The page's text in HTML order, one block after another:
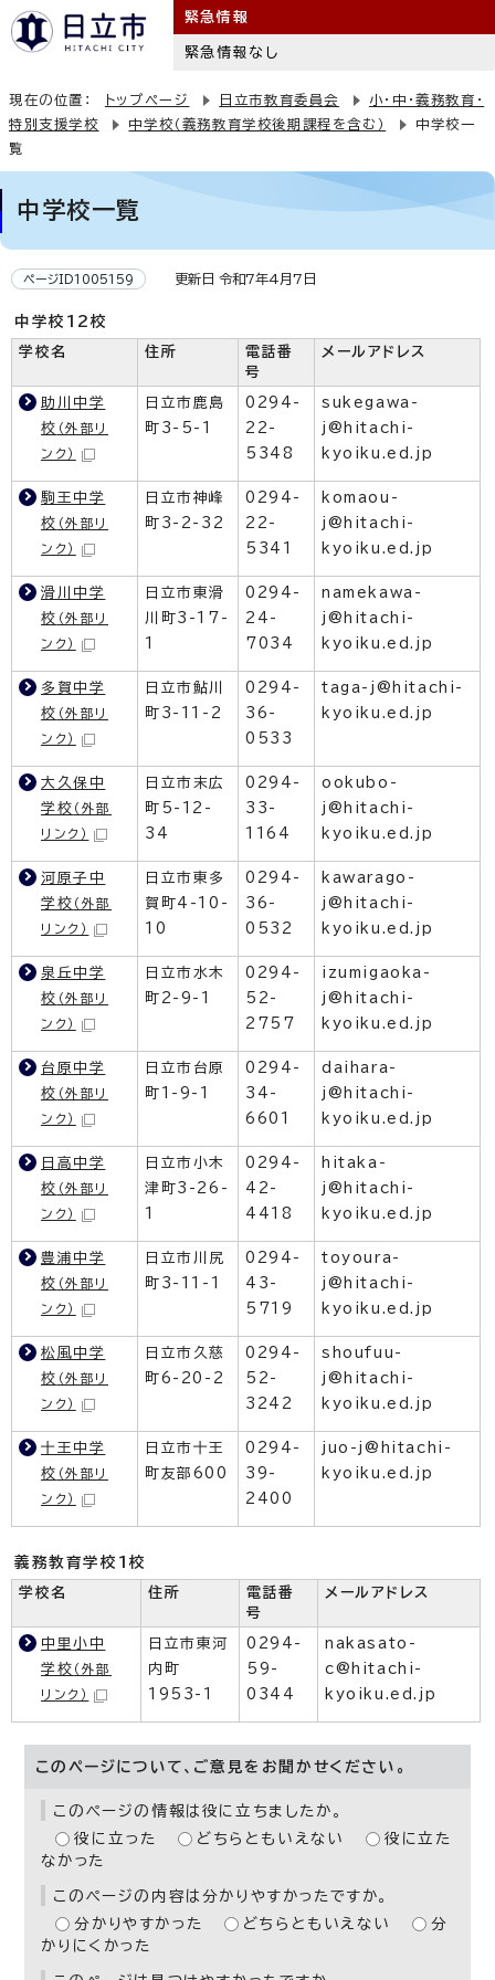
緊急情報
緊急情報なし
現在の位置： トップページ 日立市教育委員会
小・中・義務教育・
特別支援学校
中学校（義務教育学校後期課程を含む）
中学校一
覧
中学校一覧
ページID1005159 更新日 令和7年4月7日
中学校12校
学校名 住所
電話番
号
メールアドレス
助川中学
校 （外部リ
ンク）
日立市鹿島
町3-5-1
0294-
22-
5348
sukegawa-
j@hitachi-
kyoiku.ed.jp
駒王中学
校 （外部リ
ンク）
日立市神峰
町3-2-32
0294-
22-
5341
komaou-
j@hitachi-
kyoiku.ed.jp
滑川中学
校 （外部リ
ンク）
日立市東滑
川町3-17-
1
0294-
24-
7034
namekawa-
j@hitachi-
kyoiku.ed.jp
多賀中学
校 （外部リ
ンク）
日立市鮎川
町3-11-2
0294-
36-
0533
taga-j@hitachi-
kyoiku.ed.jp
大久保中
学校 （外部
リンク）
日立市末広
町5-12-
34
0294-
33-
1164
ookubo-
j@hitachi-
kyoiku.ed.jp
河原子中
学校 （外部
リンク）
日立市東多
賀町4-10-
10
0294-
36-
0532
kawarago-
j@hitachi-
kyoiku.ed.jp
泉丘中学
校 （外部リ
ンク）
日立市水木
町2-9-1
0294-
52-
2757
izumigaoka-
j@hitachi-
kyoiku.ed.jp
台原中学
校 （外部リ
ンク）
日立市台原
町1-9-1
0294-
34-
6601
daihara-
j@hitachi-
kyoiku.ed.jp
日高中学
校 （外部リ
ンク）
日立市小木
津町3-26-
1
0294-
42-
4418
hitaka-
j@hitachi-
kyoiku.ed.jp
豊浦中学
校 （外部リ
ンク）
日立市川尻
町3-11-1
0294-
43-
5719
toyoura-
j@hitachi-
kyoiku.ed.jp
松風中学
校 （外部リ
ンク）
日立市久慈
町6-20-2
0294-
52-
3242
shoufuu-
j@hitachi-
kyoiku.ed.jp
十王中学
校 （外部リ
ンク）
日立市十王
町友部600
0294-
39-
2400
juo-j@hitachi-
kyoiku.ed.jp
義務教育学校1校
学校名 住所
電話番
号
メールアドレス
中里小中
学校 （外部
リンク）
日立市東河
内町
1953-1
0294-
59-
0344
nakasato-
c@hitachi-
kyoiku.ed.jp
このページについて、ご意見をお聞かせください。
このページの情報は役に立ちましたか。
役に立った
どちらともいえない
役に立た
なかった
このページの内容は分かりやすかったですか。
分かりやすかった
どちらともいえない
分
かりにくかった